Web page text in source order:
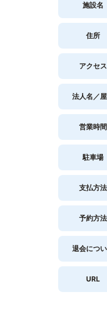
施設名
住所
アクセス
法人名／
営業時間
駐車場
支払方法
予約方法
退会につ
URL